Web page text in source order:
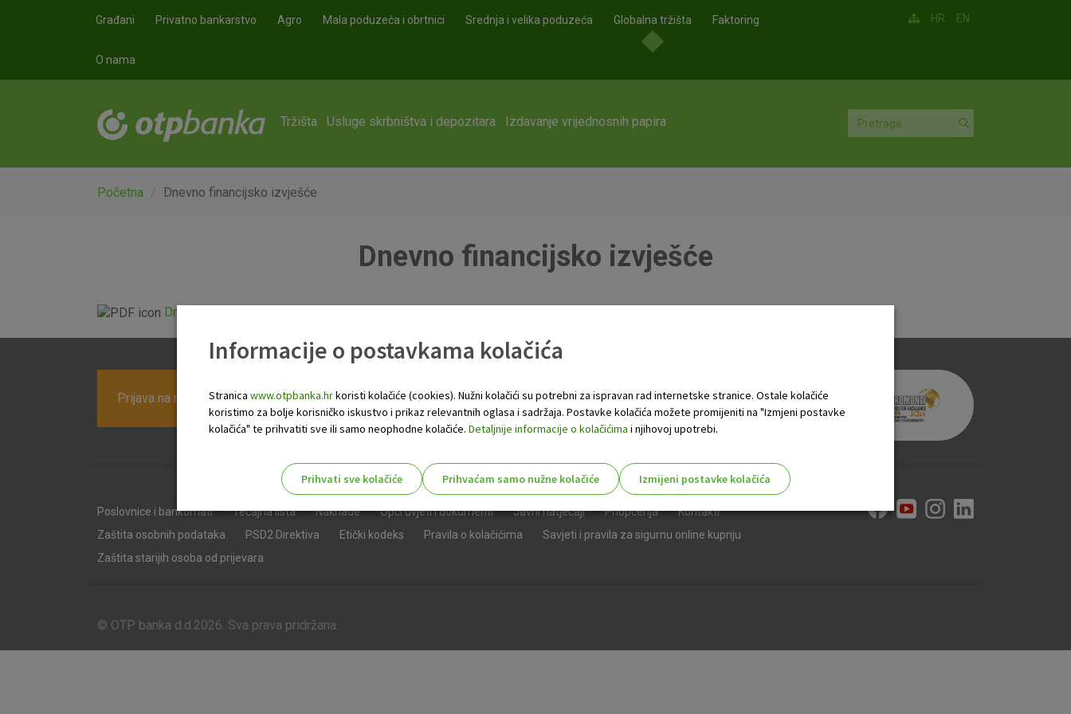
Građani Privatno bankarstvo Agro Mala poduzeća i obrtnici Srednja i velika poduzeća Globalna tržišta Faktoring
O nama
HR EN
Tržišta Usluge skrbništva i depozitara Izdavanje vrijednosnih papira
Početna Dnevno financijsko izvješće
Dnevno financijsko izvješće
Dnevno financijsko izvješće.pdf
Prijava na newsletter OTP banke
Poslovnice i bankomati Tečajna lista Naknade Opći uvjeti i dokumenti Javni natječaji Priopćenja
Kontakti
Zaštita osobnih podataka
PSD2 Direktiva Etički kodeks Pravila o kolačićima
Savjeti i pravila za sigurnu online kupnju
Zaštita starijih osoba od prijevara
© OTP banka d.d.2026. Sva prava pridržana.
Informacije o postavkama kolačića
Stranica www.otpbanka.hrkoristi kolačiće (cookies). Nužni kolačići su potrebni za ispravan rad internetske stranice. Ostale kolačiće
koristimo za bolje korisničko iskustvo i prikaz relevantnih oglasa i sadržaja. Postavke kolačića možete promijeniti na "Izmjeni postavke
kolačića" te prihvatiti sve ili samo neophodne kolačiće. Detaljnije informacije o kolačićima i njihovoj upotrebi.
Prihvati sve kolačiće Prihvaćam samo nužne kolačiće
Izmijeni postavke kolačića